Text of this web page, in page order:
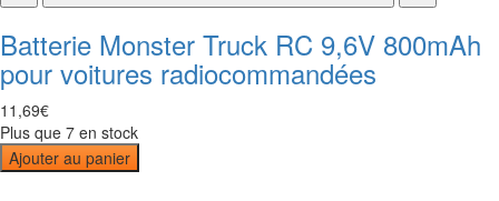
Batterie Monster Truck RC 9,6V 800mAh
pour voitures radiocommandées
11 ,69€
Plus que 7 en stock
Ajouter au panier